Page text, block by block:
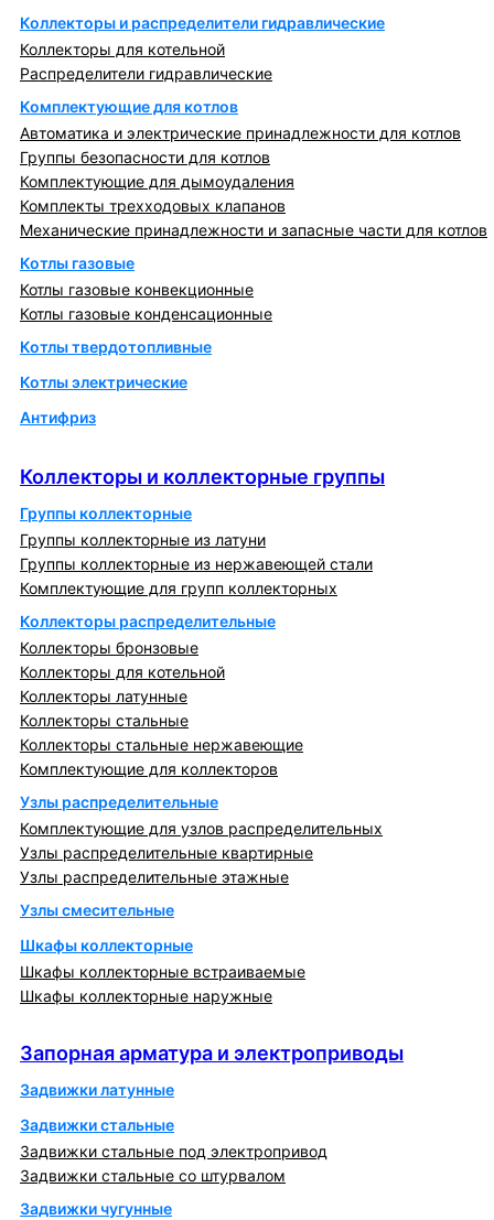
Коллекторы и распределители гидравлические
Коллекторы для котельной
Распределители гидравлические
Комплектующие для котлов
Автоматика и электрические принадлежности для котлов
Группы безопасности для котлов
Комплектующие для дымоудаления
Комплекты трехходовых клапанов
Механические принадлежности и запасные части для котлов
Котлы газовые
Котлы газовые конвекционные
Котлы газовые конденсационные
Котлы твердотопливные
Котлы электрические
Антифриз
Коллекторы и коллекторные группы
Группы коллекторные
Группы коллекторные из латуни
Группы коллекторные из нержавеющей стали
Комплектующие для групп коллекторных
Коллекторы распределительные
Коллекторы бронзовые
Коллекторы для котельной
Коллекторы латунные
Коллекторы стальные
Коллекторы стальные нержавеющие
Комплектующие для коллекторов
Узлы распределительные
Комплектующие для узлов распределительных
Узлы распределительные квартирные
Узлы распределительные этажные
Узлы смесительные
Шкафы коллекторные
Шкафы коллекторные встраиваемые
Шкафы коллекторные наружные
Запорная арматура и электроприводы
Задвижки латунные
Задвижки стальные
Задвижки стальные под электропривод
Задвижки стальные со штурвалом
Задвижки чугунные